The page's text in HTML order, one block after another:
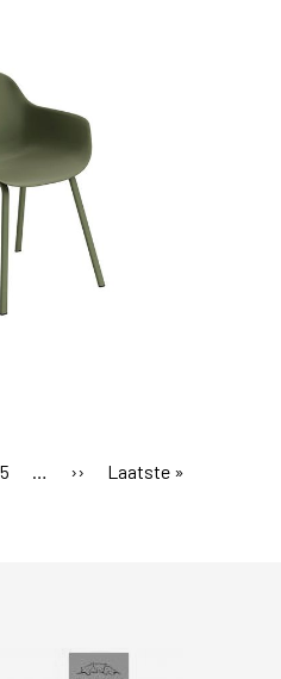
Pagina
5 …
Volgende
››
Laatste
Laatste »